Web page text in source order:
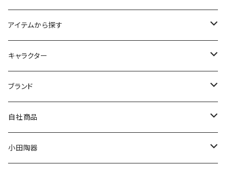
アイテムから探す
九谷焼
マグ＆カップ
プレート
ボウル
キャラクター
ムーミン
80th記念アイテム
リトルミイの日記念アイテム
MOOMIN ANIMATION
スヌーピー
ブランド
LA AMYS(エミーズ)
LISA LARSON(リサラーソン)
自社商品
ねこ企画
小田陶器